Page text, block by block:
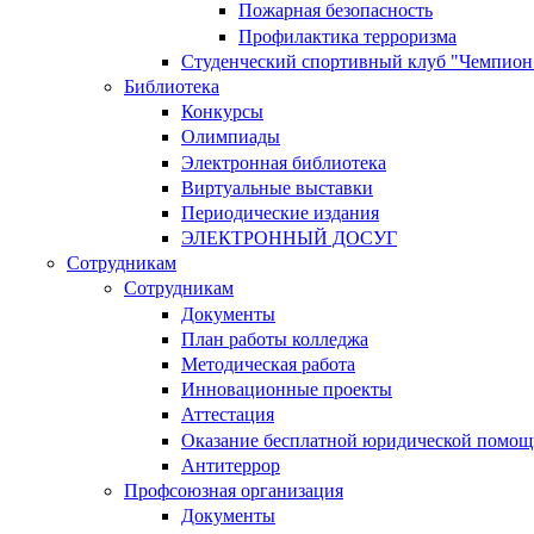
Пожарная безопасность
Профилактика терроризма
Студенческий спортивный клуб
Библиотека
Конкурсы
Олимпиады
Электронная библиотека
Виртуальные выставки
Периодические издания
ЭЛЕКТРОННЫЙ ДОСУГ
Сотрудникам
Сотрудникам
Документы
План работы колледжа
Методическая работа
Инновационные проекты
Аттестация
Оказание бесплатной юридической
Антитеррор
Профсоюзная организация
Документы